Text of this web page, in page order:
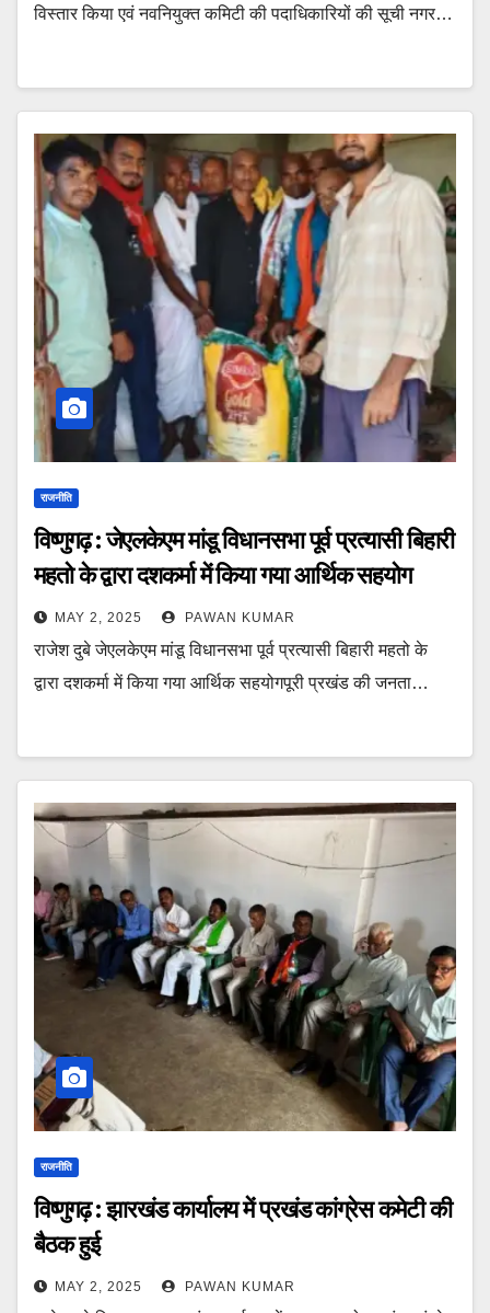
विस्तार किया एवं नवनियुक्त कमिटी की पदाधिकारियों की सूची नगर…
राजनीति
विष्णुगढ़ : जेएलकेएम मांडू विधानसभा पूर्व प्रत्यासी बिहारी
महतो के द्वारा दशकर्मा में किया गया आर्थिक सहयोग
MAY 2, 2025 PAWAN KUMAR
राजेश दुबे जेएलकेएम मांडू विधानसभा पूर्व प्रत्यासी बिहारी महतो के
द्वारा दशकर्मा में किया गया आर्थिक सहयोगपूरी प्रखंड की जनता…
राजनीति
विष्णुगढ़ : झारखंड कार्यालय में प्रखंड कांग्रेस कमेटी की
बैठक हुई
MAY 2, 2025 PAWAN KUMAR